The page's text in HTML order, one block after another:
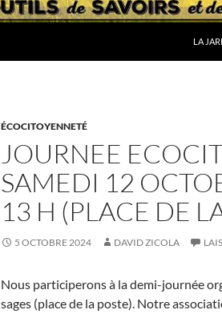
LA
ÉCOCITOYENNETÉ
JOURNEE
SAMEDI 12
13 H (PLACE DE
5 OCTOBRE 2024 DAVID ZICOLA
Nous participerons à la demi-journée
sages (place de la poste). Notre